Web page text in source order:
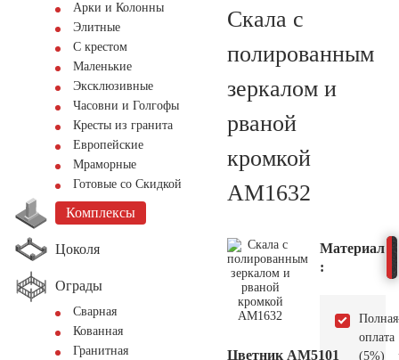
Арки и Колонны
Элитные
С крестом
Маленькие
Эксклюзивные
Часовни и Голгофы
Кресты из гранита
Европейские
Мраморные
Готовые со Скидкой
Комплексы
Цоколя
Ограды
Сварная
Кованная
Гранитная
Скала с
полированным
зеркалом и
рваной
кромкой
AM1632
Цветник АМ5101
Материал
:
Полная
оплата
(5%)